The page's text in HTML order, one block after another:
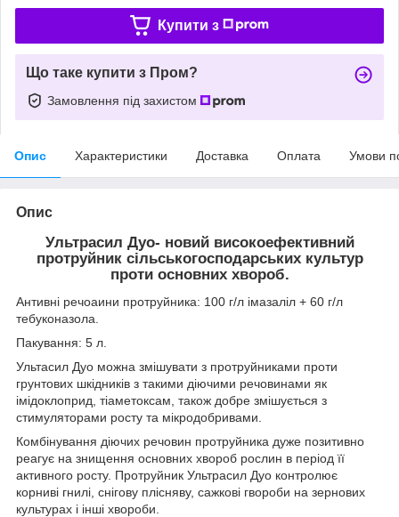
Купити з
Що таке купити з Пром?
Замовлення під захистом
Опис Характеристики Доставка Оплата Умови
Опис
Ультрасил Дуо- новий високоефективний
протруйник сільськогосподарських культур
проти основних хвороб.
Антивні речоаини протруйника: 100 г/л імазаліл + 60 г/л
тебуконазола.
Пакування: 5 л.
Ультасил Дуо можна змішувати з протруйниками проти
грунтових шкідників з такими діючими речовинами як
імідоклоприд, тіаметоксам, також добре змішується з
стимуляторами росту та мікродобривами.
Комбінування діючих речовин протруйника дуже позитивно
реагує на знищення основних хвороб рослин в період її
активного росту. Протруйник Ультрасил Дуо контролює
корниві гнилі, снігову плісняву, сажкові гвороби на зернових
культурах і інші хвороби.